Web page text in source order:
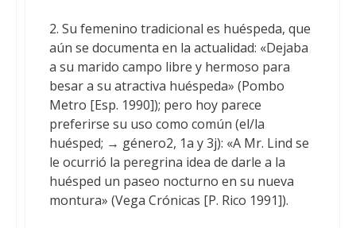
2. Su femenino tradicional es huéspeda, que
aún se documenta en la actualidad: «Dejaba
a su marido campo libre y hermoso para
besar a su atractiva huéspeda» (Pombo
Metro [Esp. 1990]); pero hoy parece
preferirse su uso como común (el/la
huésped; → género2, 1a y 3j): «A Mr. Lind se
le ocurrió la peregrina idea de darle a la
huésped un paseo nocturno en su nueva
montura» (Vega Crónicas [P. Rico 1991]).